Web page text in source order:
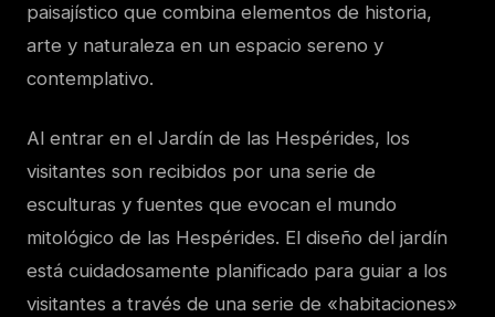
paisajístico que combina elementos de historia,
arte y naturaleza en un espacio sereno y
contemplativo.
Al entrar en el Jardín de las Hespérides, los
visitantes son recibidos por una serie de
esculturas y fuentes que evocan el mundo
mitológico de las Hespérides. El diseño del jardín
está cuidadosamente planificado para guiar a los
visitantes a través de una serie de «habitaciones»